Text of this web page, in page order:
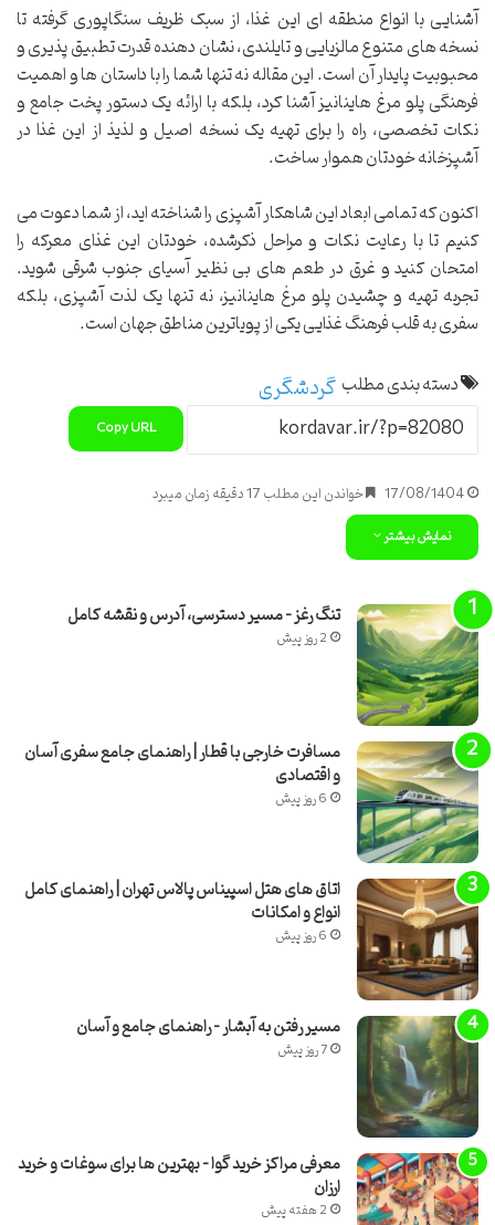
آشنایی با انواع منطقه ای این غذا، از سبک ظریف سنگاپوری گرفته تا
نسخه های متنوع مالزیایی و تایلندی، نشان دهنده قدرت تطبیق پذیری و
محبوبیت پایدار آن است. این مقاله نه تنها شما را با داستان ها و اهمیت
فرهنگی پلو مرغ هاینانیز آشنا کرد، بلکه با ارائه یک دستور پخت جامع و
نکات تخصصی، راه را برای تهیه یک نسخه اصیل و لذیذ از این غذا در
آشپزخانه خودتان هموار ساخت.
اکنون که تمامی ابعاد این شاهکار آشپزی را شناخته اید، از شما دعوت می
کنیم تا با رعایت نکات و مراحل ذکرشده، خودتان این غذای معرکه را
امتحان کنید و غرق در طعم های بی نظیر آسیای جنوب شرقی شوید.
تجربه تهیه و چشیدن پلو مرغ هاینانیز، نه تنها یک لذت آشپزی، بلکه
سفری به قلب فرهنگ غذایی یکی از پویاترین مناطق جهان است.
دسته بندی مطلبگردشگری
Copy URL
17/08/1404 خواندن این مطلب 17 دقیقه زمان میبرد
نمایش بیشتر
تنگ رغز – مسیر دسترسی، آدرس و نقشه کامل
2 روز پیش
مسافرت خارجی با قطار | راهنمای جامع سفری آسان
و اقتصادی
6 روز پیش
اتاق های هتل اسپیناس پالاس تهران | راهنمای کامل
انواع و امکانات
6 روز پیش
مسیر رفتن به آبشار – راهنمای جامع و آسان
7 روز پیش
معرفی مراکز خرید گوا – بهترین ها برای سوغات و خرید
ارزان
2 هفته پیش